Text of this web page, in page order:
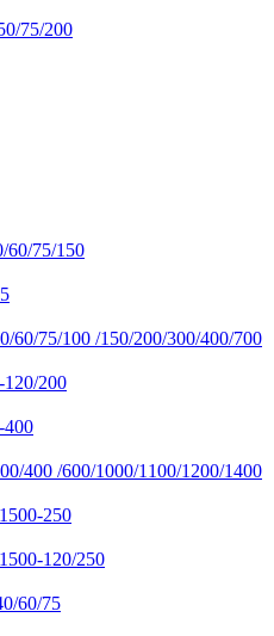
75/200
60/75/150
75/100 /150/200/300/400/700
200
400 /600/1000/1100/1200/1400
250
120/250
60/75